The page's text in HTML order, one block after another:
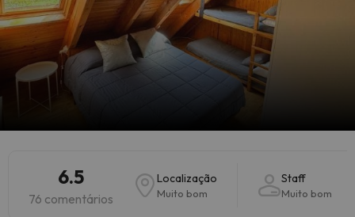
6.5
76 comentários
Localização
Muito bom
Staff
Muito bom